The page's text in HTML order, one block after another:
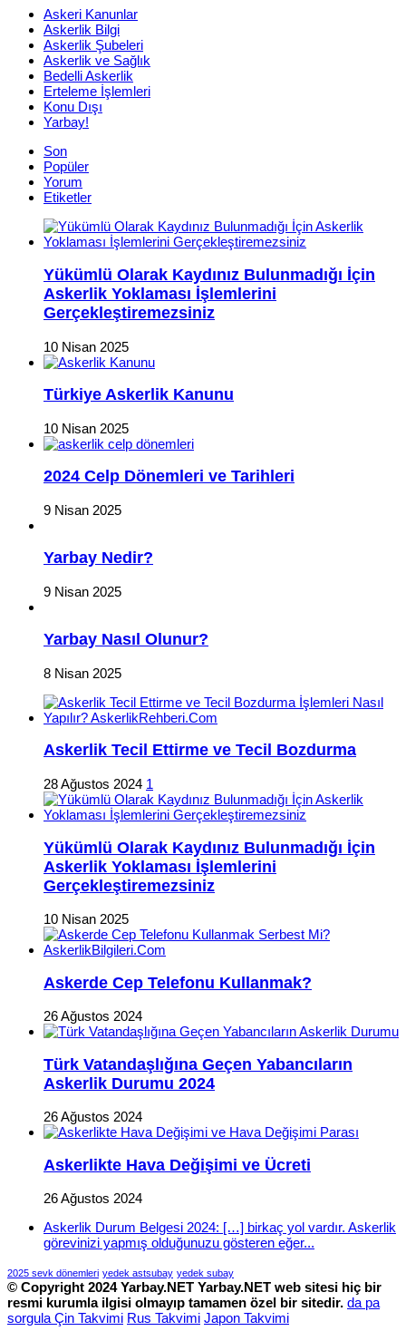
Askeri Kanunlar
Askerlik Bilgi
Askerlik Şubeleri
Askerlik ve Sağlık
Bedelli Askerlik
Erteleme İşlemleri
Konu Dışı
Yarbay!
Son
Popüler
Yorum
Etiketler
Yükümlü Olarak Kaydınız Bulunmadığı İçin
Askerlik Yoklaması İşlemlerini
Gerçekleştiremezsiniz
10 Nisan 2025
Türkiye Askerlik Kanunu
10 Nisan 2025
2024 Celp Dönemleri ve Tarihleri
9 Nisan 2025
Yarbay Nedir?
9 Nisan 2025
Yarbay Nasıl Olunur?
8 Nisan 2025
Askerlik Tecil Ettirme ve Tecil Bozdurma
28 Ağustos 2024 1
Yükümlü Olarak Kaydınız Bulunmadığı İçin
Askerlik Yoklaması İşlemlerini
Gerçekleştiremezsiniz
10 Nisan 2025
Askerde Cep Telefonu Kullanmak?
26 Ağustos 2024
Türk Vatandaşlığına Geçen Yabancıların
Askerlik Durumu 2024
26 Ağustos 2024
Askerlikte Hava Değişimi ve Ücreti
26 Ağustos 2024
Askerlik Durum Belgesi 2024: […] birkaç yol vardır. Askerlik
görevinizi yapmış olduğunuzu gösteren eğer...
2025 sevk dönemleri yedek astsubay yedek subay
© Copyright 2024 Yarbay.NET Yarbay.NET web sitesi hiç bir
resmi kurumla ilgisi olmayıp tamamen özel bir sitedir. da pa
sorgula Çin Takvimi Rus Takvimi Japon Takvimi